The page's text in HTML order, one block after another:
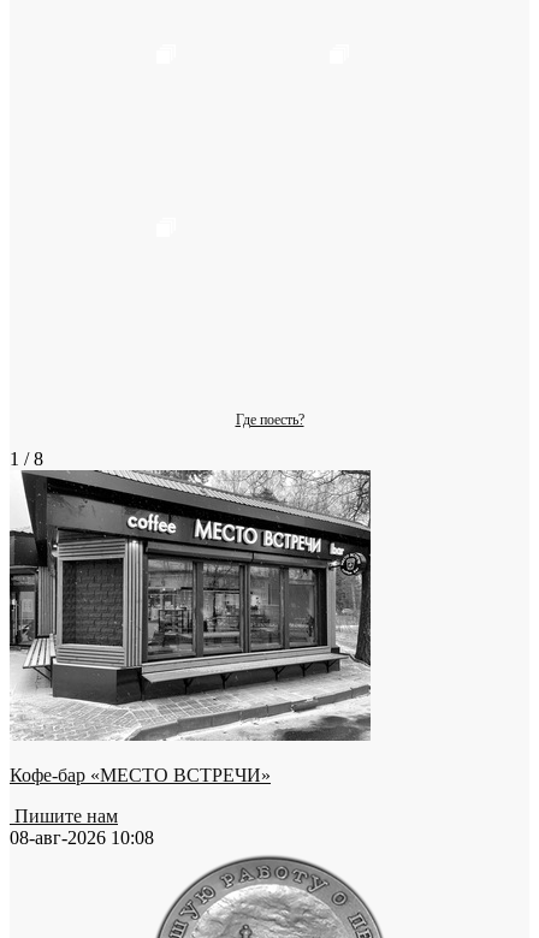
Где поесть?
1 / 8
Кофе-бар «МЕСТО ВСТРЕЧИ»
Пишите нам
08-авг-2026 10:08